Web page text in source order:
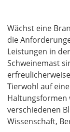
Wächst eine
die
Leistungen in
Schweinemast
Tierwohl auf
Haltungsformen
verschiedenen
Wissenschaft,